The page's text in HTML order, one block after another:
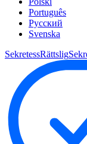
Português
Pусский
Svenska
SekretessRättslig